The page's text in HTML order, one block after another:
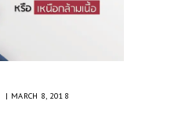
MARCH 8, 2018